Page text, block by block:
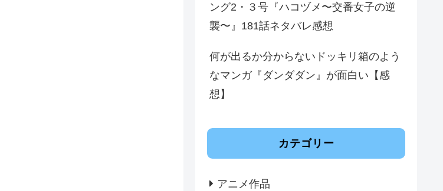
ング2・３号『ハコヅメ〜交番女子の逆
襲〜』181話ネタバレ感想
何が出るか分からないドッキリ箱のよう
なマンガ『ダンダダン』が面白い【感
想】
カテゴリー
アニメ作品